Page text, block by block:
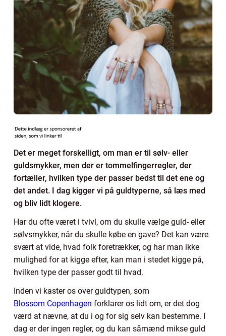
Det er meget forskelligt, om man er til sølv- eller
guldsmykker, men der er tommelfingerregler, der
fortæller, hvilken type der passer bedst til det ene og
det andet. I dag kigger vi på guldtyperne, så læs med
og bliv lidt klogere.
Har du ofte været i tvivl, om du skulle vælge guld- eller
sølvsmykker, når du skulle købe en gave? Det kan være
svært at vide, hvad folk foretrækker, og har man ikke
mulighed for at kigge efter, kan man i stedet kigge på,
hvilken type der passer godt til hvad.
Inden vi kaster os over guldtypen, som
Blossom Copenhagen forklarer os lidt om, er det dog
værd at nævne, at du i og for sig selv kan bestemme. I
dag er der ingen regler, og du kan såmænd mikse guld